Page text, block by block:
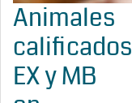
Animales
calificados
EX y MB